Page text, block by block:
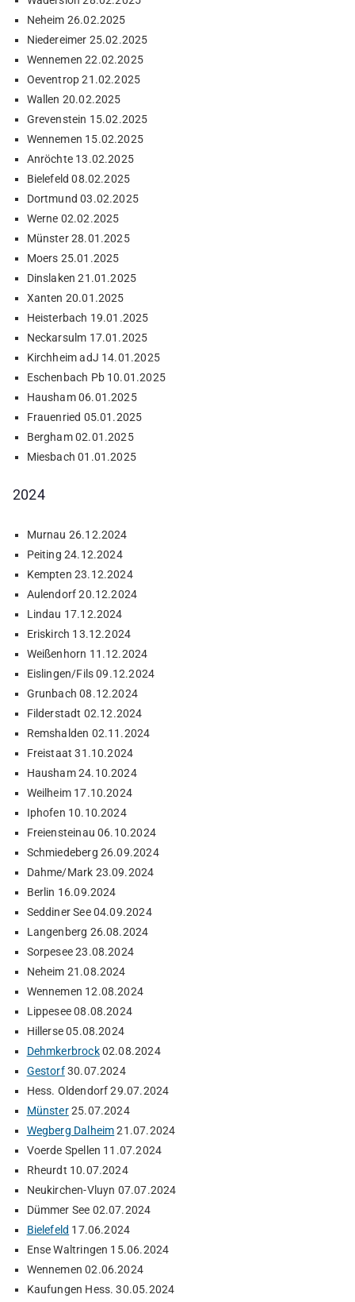
Neheim 26.02.2025
Niedereimer 25.02.2025
Wennemen 22.02.2025
Oeventrop 21.02.2025
Wallen 20.02.2025
Grevenstein 15.02.2025
Wennemen 15.02.2025
Anröchte 13.02.2025
Bielefeld 08.02.2025
Dortmund 03.02.2025
Werne 02.02.2025
Münster 28.01.2025
Moers 25.01.2025
Dinslaken 21.01.2025
Xanten 20.01.2025
Heisterbach 19.01.2025
Neckarsulm 17.01.2025
Kirchheim adJ 14.01.2025
Eschenbach Pb 10.01.2025
Hausham 06.01.2025
Frauenried 05.01.2025
Bergham 02.01.2025
Miesbach 01.01.2025
2024
Murnau 26.12.2024
Peiting 24.12.2024
Kempten 23.12.2024
Aulendorf 20.12.2024
Lindau 17.12.2024
Eriskirch 13.12.2024
Weißenhorn 11.12.2024
Eislingen/Fils 09.12.2024
Grunbach 08.12.2024
Filderstadt 02.12.2024
Remshalden 02.11.2024
Freistaat 31.10.2024
Hausham 24.10.2024
Weilheim 17.10.2024
Iphofen 10.10.2024
Freiensteinau 06.10.2024
Schmiedeberg 26.09.2024
Dahme/Mark 23.09.2024
Berlin 16.09.2024
Seddiner See 04.09.2024
Langenberg 26.08.2024
Sorpesee 23.08.2024
Neheim 21.08.2024
Wennemen 12.08.2024
Lippesee 08.08.2024
Hillerse 05.08.2024
Dehmkerbrock02.08.2024
Gestorf30.07.2024
Hess. Oldendorf 29.07.2024
Münster25.07.2024
Wegberg Dalheim21.07.2024
Voerde Spellen 11.07.2024
Rheurdt 10.07.2024
Neukirchen-Vluyn 07.07.2024
Dümmer See 02.07.2024
Bielefeld 17.06.2024
Ense Waltringen 15.06.2024
Wennemen 02.06.2024
Kaufungen Hess. 30.05.2024